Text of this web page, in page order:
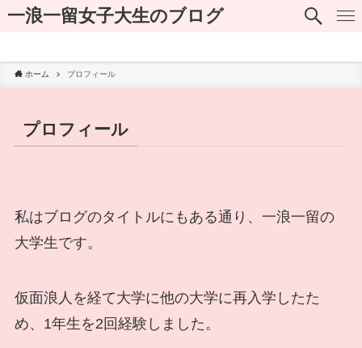
一浪一留女子大生のブログ
ホーム プロフィール
プロフィール
私はブログのタイトルにもある通り、一浪一留の
大学生です。
仮面浪人を経て大学に他の大学に再入学したた
め、1年生を2回経験しました。